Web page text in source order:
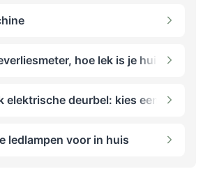
hoe lek is je huis?
elektrische deurbel: kies een
ledlampen voor in huis